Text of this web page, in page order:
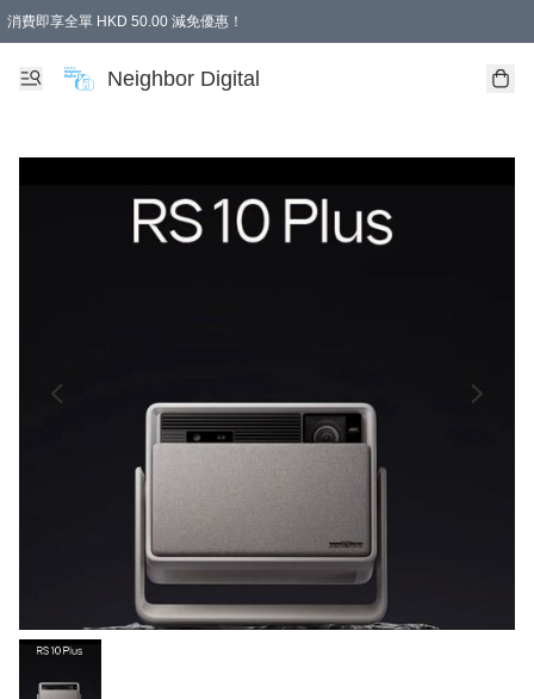
消費即享全單 HKD 50.00 減免優惠！
Neighbor Digital